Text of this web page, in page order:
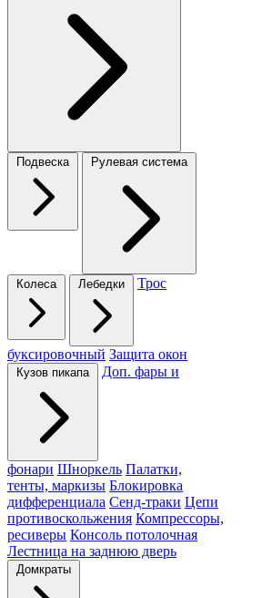
Подвеска Рулевая система
Колеса Лебедки Трос
буксировочный Защита окон
Кузов пикапа Доп. фары и
фонари Шноркель Палатки,
тенты, маркизы Блокировка
дифференциала Сенд-траки Цепи
противоскольжения Компрессоры,
ресиверы Консоль потолочная
Лестница на заднюю дверь
Домкраты